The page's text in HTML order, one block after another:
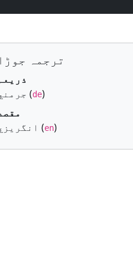
ترجمہ
جرمني (de)
انگريزي (en)